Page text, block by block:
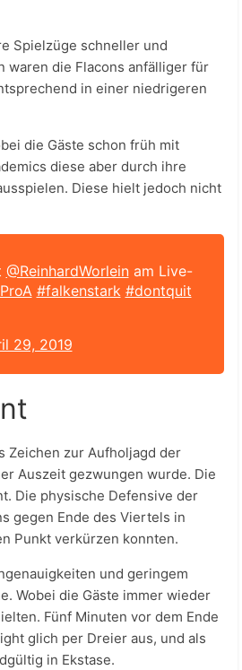
Spielzüge schneller und
waren die Flacons anfälliger für
in einer niedrigeren
die Gäste schon früh mit
diese aber durch ihre
Diese hielt jedoch nicht
@ReinhardWorleinam Live-
#falkenstark #dontquit
29, 2019
Zeichen zur Aufholjagd der
Auszeit gezwungen wurde. Die
Die physische Defensive der
gegen Ende des Viertels in
Punkt verkürzen konnten.
und geringem
Wobei die Gäste immer wieder
Fünf Minuten vor dem Ende
glich per Dreier aus, und als
in Ekstase.